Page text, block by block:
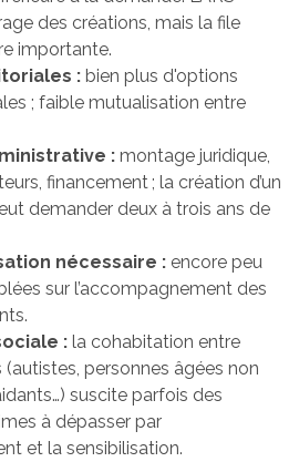
des créations, mais la file
importante.
: bien plus d'options
; faible mutualisation entre
: montage juridique,
financement ; la création d’un
demander deux à trois ans de
nécessaire : encore peu
sur l’accompagnement des
: la cohabitation entre
personnes âgées non
suscite parfois des
à dépasser par
et la sensibilisation.